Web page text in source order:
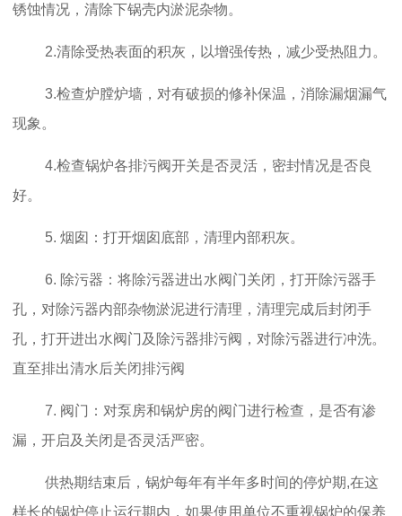
锈蚀情况，清除下锅壳内淤泥杂物。
2.清除受热表面的积灰，以增强传热，减少受热阻力。
3.检查炉膛炉墙，对有破损的修补保温，消除漏烟漏气
现象。
4.检查锅炉各排污阀开关是否灵活，密封情况是否良
好。
5. 烟囱：打开烟囱底部，清理内部积灰。
6. 除污器：将除污器进出水阀门关闭，打开除污器手
孔，对除污器内部杂物淤泥进行清理，清理完成后封闭手
孔，打开进出水阀门及除污器排污阀，对除污器进行冲洗。
直至排出清水后关闭排污阀
7. 阀门：对泵房和锅炉房的阀门进行检查，是否有渗
漏，开启及关闭是否灵活严密。
供热期结束后，锅炉每年有半年多时间的停炉期,在这
样长的锅炉停止运行期内，如果使用单位不重视锅炉的保养